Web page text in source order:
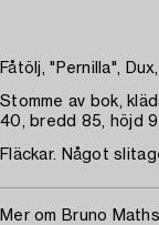
Fåtölj, "Pernilla",
Stomme av bok,
40, bredd 85, höjd
Fläckar. Något
Mer om Bruno